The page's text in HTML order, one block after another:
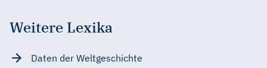
Weitere Lexika
Daten der Weltgeschichte